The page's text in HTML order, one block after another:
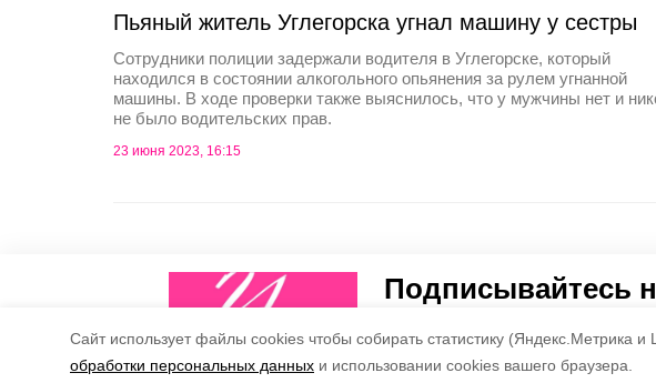
Cайт использует файлы cookies чтобы собирать статистику (Яндекс.Метрика и
обработки персональных данных и использовании cookies вашего браузера.
Подписывайтесь
Пьяный житель Углегорска угнал машину у сестры
Сотрудники полиции задержали водителя в Углегорске, который
находился в состоянии алкогольного опьянения за рулем угнанной
машины. В ходе проверки также выяснилось, что у мужчины нет и
не было водительских прав.
23 июня 2023, 16:15